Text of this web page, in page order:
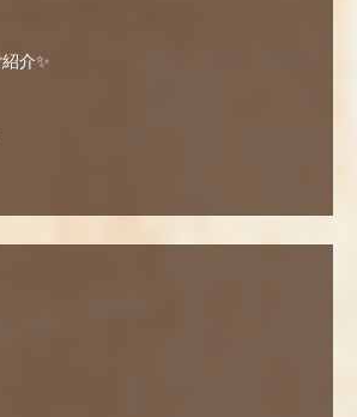
介✨